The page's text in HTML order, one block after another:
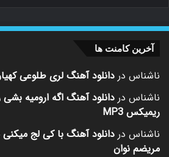
آخرین کامنت ها
ناشناس در دانلود آهنگ لری طلوعی
ناشناس در دانلود آهنگ اگه ارومیه
ریمیکس MP3
ناشناس در دانلود آهنگ با کی لج
مریضم نوان